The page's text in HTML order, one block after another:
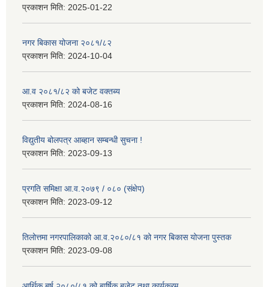
प्रकाशन मिति: 2025-01-22
नगर बिकास योजना २०८१/८२
प्रकाशन मिति: 2024-10-04
आ.व २०८१/८२ को बजेट वक्तब्य
प्रकाशन मिति: 2024-08-16
विद्युतीय बोलपत्र आब्हान सम्बन्धी सुचना !
प्रकाशन मिति: 2023-09-13
प्रगति समिक्षा आ.व.२०७९ / ०८० (संक्षेप)
प्रकाशन मिति: 2023-09-12
तिलोत्तमा नगरपालिकाको आ.व.२०८०/८१ को नगर बिकास योजना पुस्तक
प्रकाशन मिति: 2023-09-08